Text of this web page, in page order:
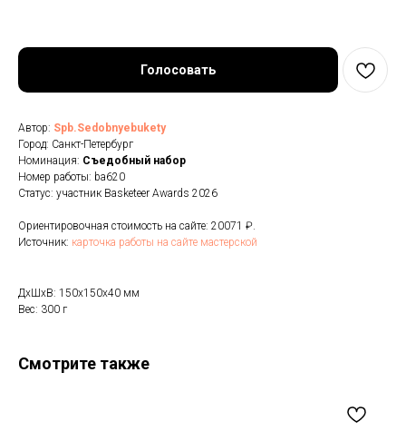
Голосовать
Автор: Spb.Sedobnyebukety
Город: Санкт-Петербург
Номинация: Cъедобный набор
Номер работы: ba620
Статус: участник Basketeer Awards 2026
Ориентировочная стоимость на сайте: 20071 ₽.
Источник: карточка работы на сайте мастерской
ДxШxВ: 150x150x40 мм
Вес: 300 г
Смотрите также